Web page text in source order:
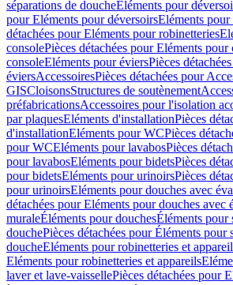
séparations de doucheEléments pour
pour Eléments pour déversoirsEléments
détachées pour Eléments pour robinetteries
consolePièces détachées pour Eléments pour
consoleEléments pour éviersPièces
éviersAccessoiresPièces détachées pour
GISCloisonsStructures de soutènement
préfabricationsAccessoires pour l'isolation
par plaquesEléments d'installationPièces
d'installationEléments pour WCPièces
pour WCEléments pour lavabosPièces
pour lavabosEléments pour bidetsPièces
pour bidetsEléments pour urinoirsPièces
pour urinoirsEléments pour douches avec
détachées pour Eléments pour douches avec
muraleÉléments pour douchesÉléments pour
douchePièces détachées pour Éléments pour
doucheEléments pour robinetteries et
Eléments pour robinetteries et appareils
laver et lave-vaissellePièces détachées pour